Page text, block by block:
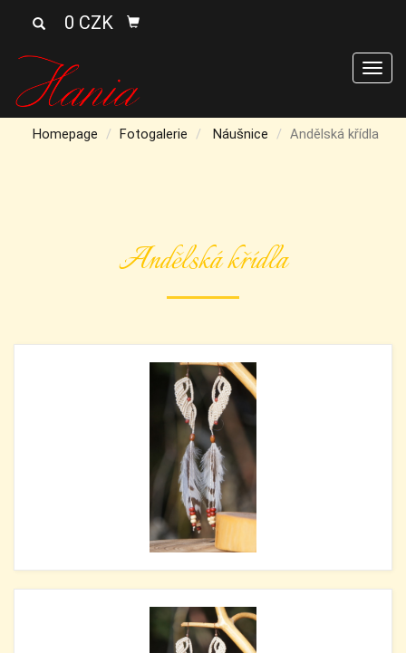
0 CZK
Homepage Fotogalerie Náušnice Andělská křídla
Andělská křídla